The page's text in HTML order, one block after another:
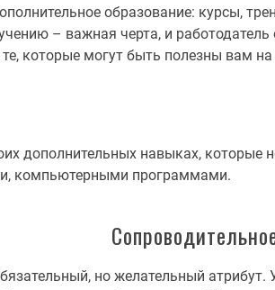
образование: курсы,
– важная черта, и
которые могут быть полезны вам
дополнительных навыках,
компьютерными программами.
но желательный